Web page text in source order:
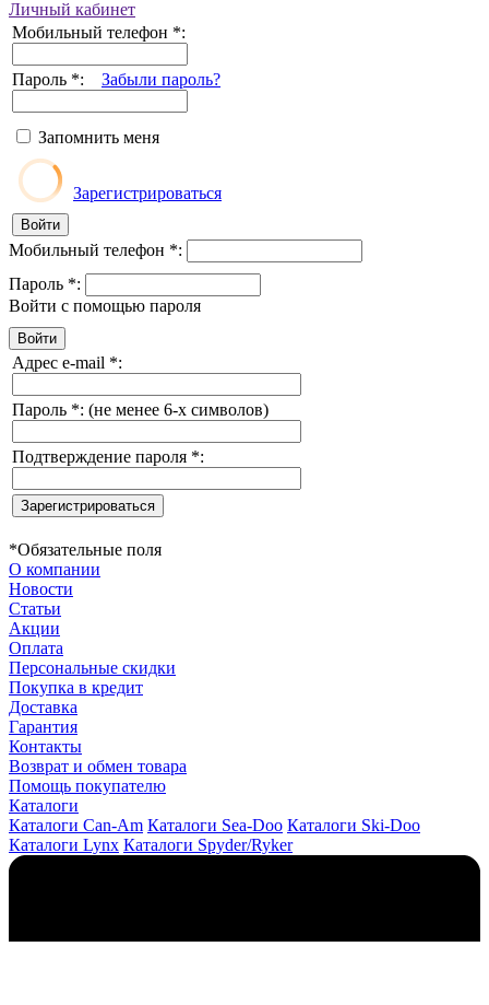
Личный кабинет
Мобильный телефон *:
Пароль *: Забыли пароль?
Запомнить меня
Зарегистрироваться
Мобильный телефон *:
Пароль *:
Войти с помощью пароля
Адрес e-mail *:
Пароль *: (не менее 6-х символов)
Подтверждение пароля *:
*Обязательные поля
О компании
Новости
Статьи
Акции
Оплата
Персональные скидки
Покупка в кредит
Доставка
Гарантия
Контакты
Возврат и обмен товара
Помощь покупателю
Каталоги
Каталоги Can-Am Каталоги Sea-Doo Каталоги Ski-Doo
Каталоги Lynx Каталоги Spyder/Ryker